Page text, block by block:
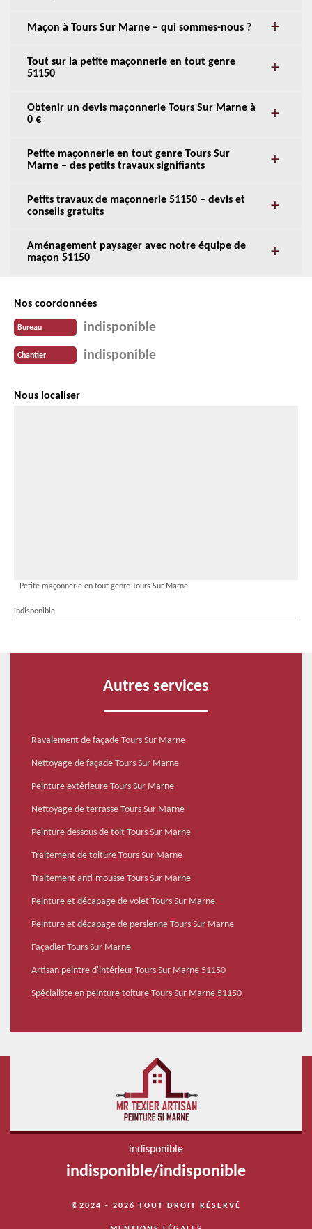
Maçon à Tours Sur Marne – qui sommes-nous ?
Tout sur la petite maçonnerie en tout genre
51150
Obtenir un devis maçonnerie Tours Sur Marne à
0 €
Petite maçonnerie en tout genre Tours Sur
Marne – des petits travaux signifiants
Petits travaux de maçonnerie 51150 – devis et
conseils gratuits
Aménagement paysager avec notre équipe de
maçon 51150
Nos coordonnées
Bureau indisponible
Chantier indisponible
Nous localiser
Petite maçonnerie en tout genre Tours Sur Marne
indisponible
Autres services
Ravalement de façade Tours Sur Marne
Nettoyage de façade Tours Sur Marne
Peinture extérieure Tours Sur Marne
Nettoyage de terrasse Tours Sur Marne
Peinture dessous de toit Tours Sur Marne
Traitement de toiture Tours Sur Marne
Traitement anti-mousse Tours Sur Marne
Peinture et décapage de volet Tours Sur Marne
Peinture et décapage de persienne Tours Sur Marne
Façadier Tours Sur Marne
Artisan peintre d'intérieur Tours Sur Marne 51150
Spécialiste en peinture toiture Tours Sur Marne 51150
indisponible
indisponible/indisponible
©2024 - 2026 TOUT DROIT RÉSERVÉ